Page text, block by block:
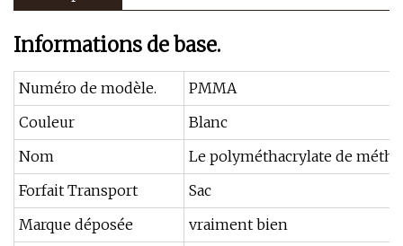
Informations de base.
Numéro de modèle.
PMMA
Couleur
Blanc
Nom
Le polyméthacrylate de
Forfait Transport
Sac
Marque déposée
vraiment bien